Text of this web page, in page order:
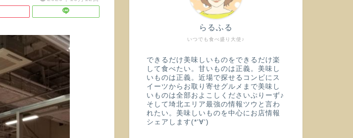
いつでも食べ盛り大使♪
らるふる
できるだけ美味しいものをできるだけ楽
して食べたい。甘いものは正義。美味し
いものは正義。近場で探せるコンビにス
イーツからお取り寄せグルメまで美味し
いものは全部およこしくださいぷりーず♪
そして埼北エリア最強の情報ツウと言わ
れたい。美味しいものを中心にお店情報
シェアします(*‘∀‘)